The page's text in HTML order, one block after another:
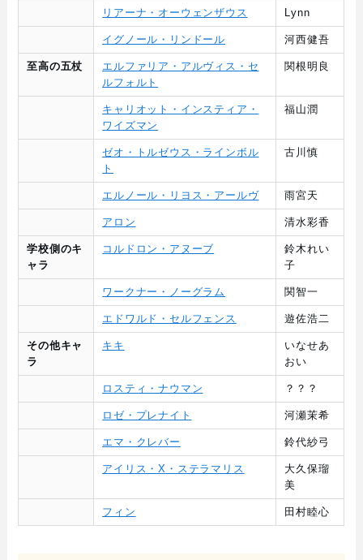
リアーナ・オーウェンザウス Lynn
イグノール・リンドール 河西健吾
至高の五杖
エルファリア・アルヴィス・セ
ルフォルト
関根明良
キャリオット・インスティア・
ワイズマン
福山潤
ゼオ・トルゼウス・ラインボル
ト
古川慎
エルノール・リヨス・アールヴ 雨宮天
アロン 清水彩香
学校側のキ
ャラ
コルドロン・アヌーブ
鈴木れい
子
ワークナー・ノーグラム 関智一
エドワルド・セルフェンス 遊佐浩二
その他キャ
ラ
キキ
いなせあ
おい
ロスティ・ナウマン ？？？
ロゼ・プレナイト 河瀬茉希
エマ・クレバー 鈴代紗弓
アイリス・X・ステラマリス
大久保瑠
美
フィン 田村睦心